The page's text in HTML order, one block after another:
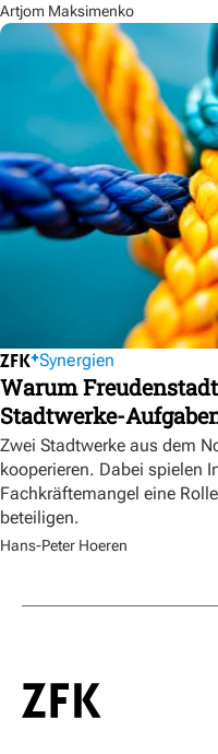
Artjom Maksimenko
Synergien
Warum
Stadtwerke-
Zwei Stadtwerke aus dem
kooperieren. Dabei spielen
Fachkräftemangel eine
beteiligen.
Hans-Peter Hoeren